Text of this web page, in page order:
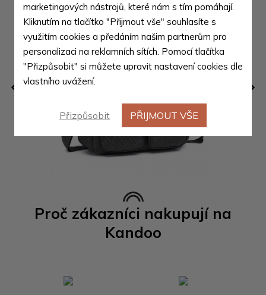
Proč zákazníci nakupují na
Kandoo
marketingových nástrojů, které nám s tím pomáhají.
Kliknutím na tlačítko "Přijmout vše" souhlasíte s
využitím cookies a předáním našim partnerům pro
personalizaci na reklamních sítích. Pomocí tlačítka
"Přizpůsobit" si můžete upravit nastavení cookies dle
vlastního uvážení.
Přizpůsobit PŘIJMOUT VŠE